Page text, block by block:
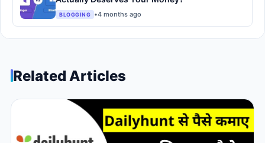
BLOGGING •4 months ago
Related Articles